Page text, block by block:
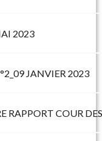
2023
JANVIER 2023
RAPPORT COUR